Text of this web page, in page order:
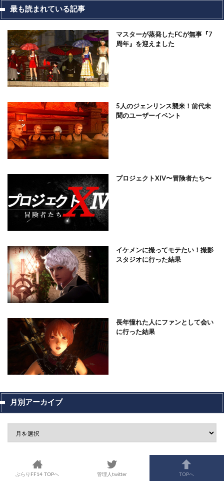
最も読まれている記事
マスターが蒸発したFCが無事『7
周年』を迎えました
5人のジェンリンス襲来！前代未
聞のユーザーイベント
プロジェクトXIV〜冒険者たち〜
イケメンに撮ってモテたい！撮影
スタジオに行った結果
長年憧れた人にファンとして会い
に行った結果
月別アーカイブ
カテゴリー
ぶらりFF14 TOPへ 管理人twitter TOPへ